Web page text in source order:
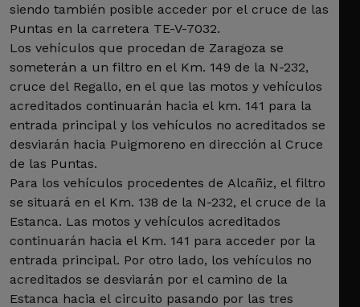
siendo también posible acceder por el cruce de las
Puntas en la carretera TE-V-7032.
Los vehículos que procedan de Zaragoza se
someterán a un filtro en el Km. 149 de la N-232,
cruce del Regallo, en el que las motos y vehículos
acreditados continuarán hacia el km. 141 para la
entrada principal y los vehículos no acreditados se
desviarán hacia Puigmoreno en dirección al Cruce
de las Puntas.
Para los vehículos procedentes de Alcañiz, el filtro
se situará en el Km. 138 de la N-232, el cruce de la
Estanca. Las motos y vehículos acreditados
continuarán hacia el Km. 141 para acceder por la
entrada principal. Por otro lado, los vehículos no
acreditados se desviarán por el camino de la
Estanca hacia el circuito pasando por las tres